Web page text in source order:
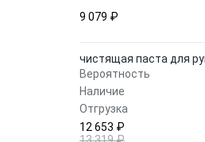
9 079 ₽
чистящая паста для
Вероятность
Наличие
Отгрузка
12 653 ₽